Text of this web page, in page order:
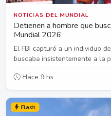
NOTICIAS DEL MUNDIAL
Detienen a hombre que
Mundial 2026
El FBI capturó a un individuo
buscaba insistentemente a la
Hace 9 hs
Flash